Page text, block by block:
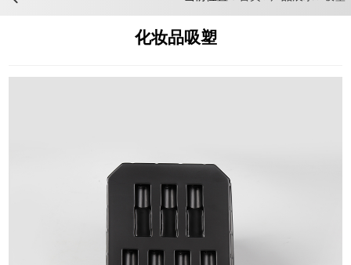
化妆品吸塑